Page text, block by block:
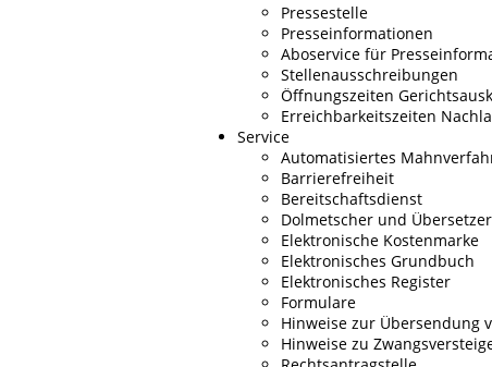
Pressestelle
Presseinformationen
Aboservice für
Stellenausschreibungen
Öffnungszeiten
Erreichbarkeitszeiten
Service
Automatisiertes
Barrierefreiheit
Bereitschaftsdienst
Dolmetscher und Übersetzer
Elektronische Kostenmarke
Elektronisches Grundbuch
Elektronisches Register
Formulare
Hinweise zur Übersendung
Hinweise zu